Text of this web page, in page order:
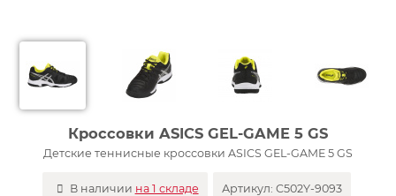
Кроссовки ASICS GEL-GAME 5 GS
Детские теннисные кроссовки ASICS GEL-GAME 5 GS
В наличии на 1 складе Артикул: C502Y-9093